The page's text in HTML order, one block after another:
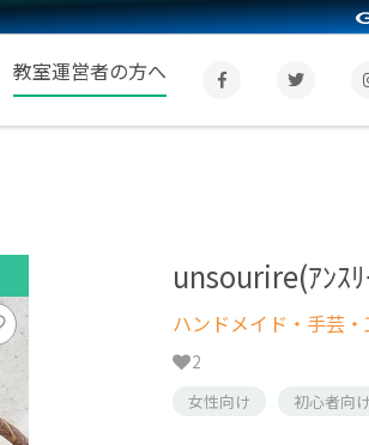
教室運営者の方へ
unsourire(ｱﾝｽ
ハンドメイド・手芸
2
女性向け 初心者向